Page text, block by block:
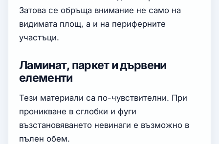
Затова се обръща внимание не само на
видимата площ, а и на периферните
участъци.
Ламинат, паркет и дървени
елементи
Тези материали са по-чувствителни. При
проникване в сглобки и фуги
възстановяването невинаги е възможно в
пълен обем.